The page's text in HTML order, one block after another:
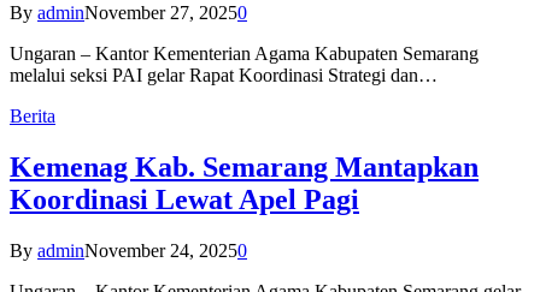
By adminNovember 27, 20250
Ungaran – Kantor Kementerian Agama Kabupaten Semarang
melalui seksi PAI gelar Rapat Koordinasi Strategi dan…
Berita
Kemenag Kab. Semarang Mantapkan
Koordinasi Lewat Apel Pagi
By adminNovember 24, 20250